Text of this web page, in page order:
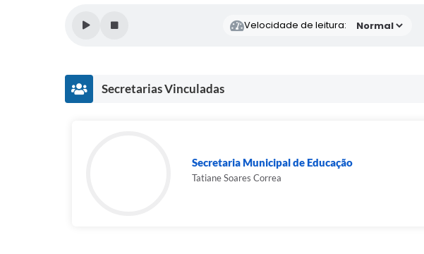
Velocidade de leitura:
Secretarias Vinculadas
Secretaria Municipal de Educação
Tatiane Soares Correa